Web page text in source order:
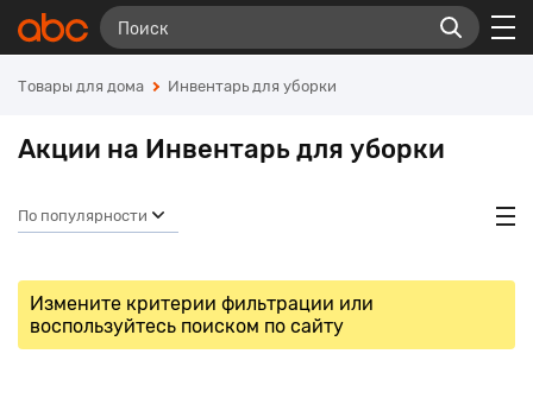
Товары для дома Инвентарь для уборки
Акции на Инвентарь для уборки
По популярности
Измените критерии фильтрации или
воспользуйтесь поиском по сайту